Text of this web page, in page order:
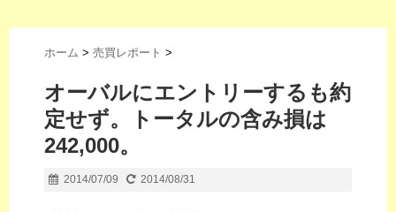
ホーム > 売買レポート >
オーバルにエントリーするも約
定せず。トータルの含み損は
242,000。
2014/07/09 2014/08/31